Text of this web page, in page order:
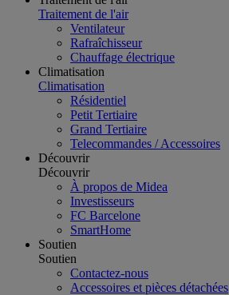
Traitement de l'air
Ventilateur
Rafraîchisseur
Chauffage électrique
Climatisation
Climatisation
Résidentiel
Petit Tertiaire
Grand Tertiaire
Telecommandes / Accessoires
Découvrir
Découvrir
À propos de Midea
Investisseurs
FC Barcelone
SmartHome
Soutien
Soutien
Contactez-nous
Accessoires et pièces détachées